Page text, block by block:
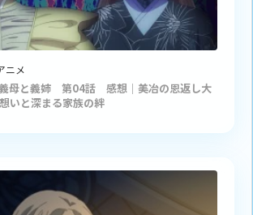
ニメ
母と義姉 第04話 感想｜美冶の恩返し大
いと深まる家族の絆